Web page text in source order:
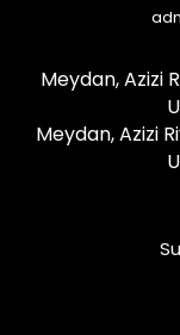
1-Meydan, Azizi
2-Meydan, Azizi